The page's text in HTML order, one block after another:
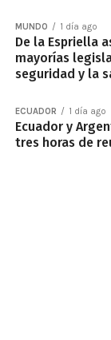
MUNDO 1 día ago
De la Espriella
mayorías
seguridad y la
ECUADOR 1 día ago
Ecuador y
tres horas de